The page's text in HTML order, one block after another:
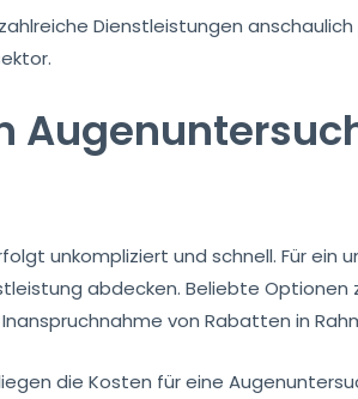
Dienstleistungen
unkompliziert und schnell. Für ein
abdecken. Beliebte Optionen
von Rabatten in
die Kosten für eine